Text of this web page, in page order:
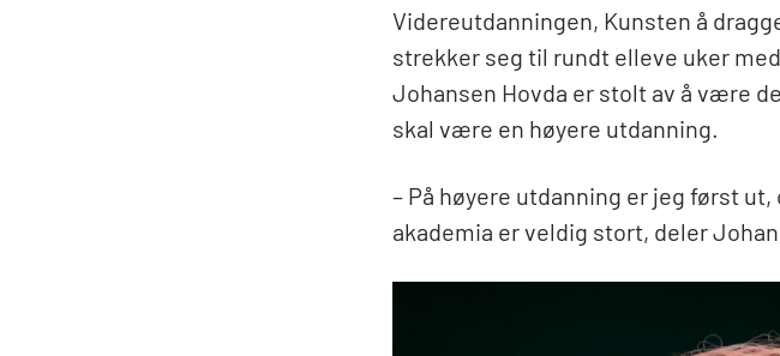
Videreutdanningen, Kunsten å
strekker seg til rundt elleve uker
Johansen Hovda er stolt av å være
skal være en høyere utdanning.
– På høyere utdanning er jeg først
akademia er veldig stort, deler